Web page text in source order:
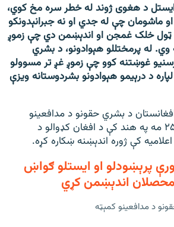
د هغوی ژوند له خطر سره مخ کوي،
ماشومان چې له جدي او نه جبرانېدونکو
خلک غمجن او اندېښمن دي چې زموږ
وي. له پرمختللو هېوادونو، د بشري
غوښتنه کوو چې زموږ غږ تر مسوولو
د درېیمو هېوادونو بشردوستانه ویزې
د بشري حقونو د مدافعینو
کمېټې دوشنبه د مې ۲۵ مه په هند کې د افغان کډوالو د
کې ژوره اندېښنه ښکاره کړه.
پرېښودلو او ایستلو ګواښ
محصلان اندېښمن کړي
د مدافعینو کمېټه